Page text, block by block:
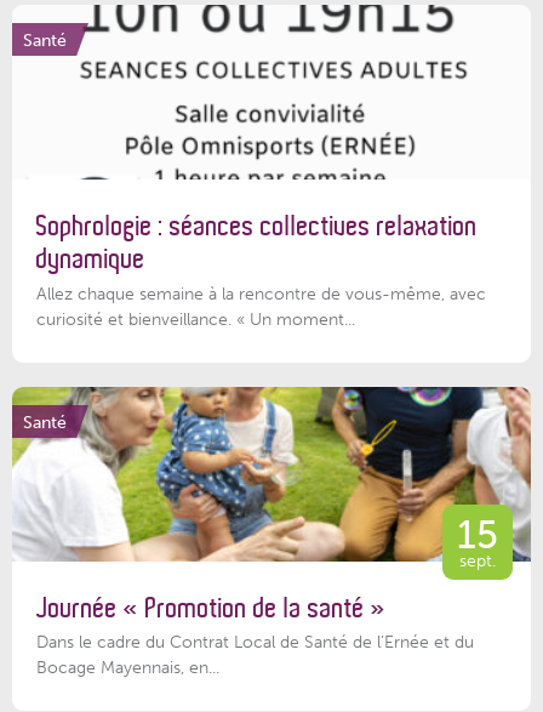
Santé
Sophrologie : séances collectives relaxation
dynamique
Allez chaque semaine à la rencontre de vous-même, avec
curiosité et bienveillance. « Un moment...
Santé
15
sept.
Journée « Promotion de la santé »
Dans le cadre du Contrat Local de Santé de l’Ernée et du
Bocage Mayennais, en...